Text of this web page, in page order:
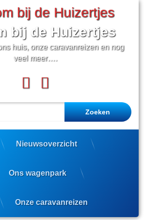
bij de Huizertjes
huis, onze caravanreizen en nog
veel meer….
Facebook
Zoeken naar:
Nieuwsoverzicht
Ons wagenpark
Onze caravanreizen